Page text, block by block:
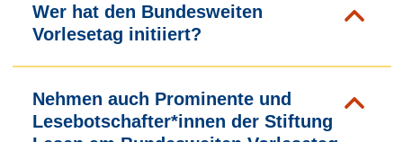
Wer hat den Bundesweiten
Vorlesetag initiiert?
Nehmen auch Prominente und
Lesebotschafter*innen der Stiftung